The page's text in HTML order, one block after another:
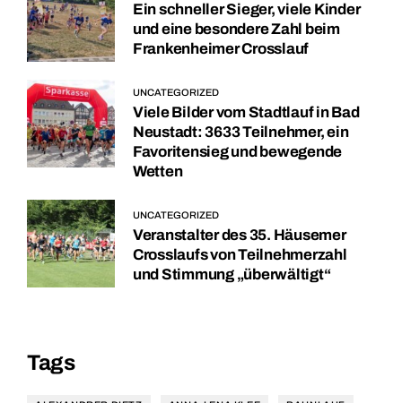
Ein schneller Sieger, viele Kinder
und eine besondere Zahl beim
Frankenheimer Crosslauf
UNCATEGORIZED
Viele Bilder vom Stadtlauf in Bad
Neustadt: 3633 Teilnehmer, ein
Favoritensieg und bewegende
Wetten
UNCATEGORIZED
Veranstalter des 35. Häusemer
Crosslaufs von Teilnehmerzahl
und Stimmung „überwältigt“
Tags